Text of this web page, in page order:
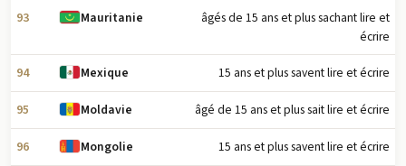
93 Mauritanie
âgés de 15 ans et plus sachant lire et
écrire
94 Mexique 15 ans et plus savent lire et écrire
95 Moldavie âgé de 15 ans et plus sait lire et écrire
96 Mongolie 15 ans et plus savent lire et écrire